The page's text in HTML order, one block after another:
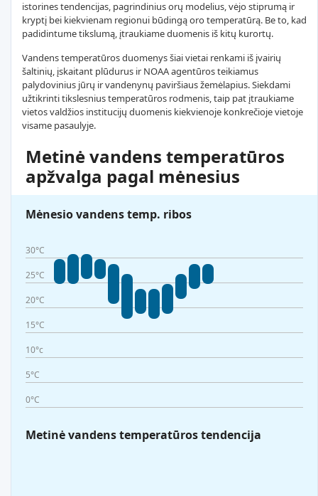
istorines tendencijas, pagrindinius orų modelius, vėjo stiprumą ir
kryptį bei kiekvienam regionui būdingą oro temperatūrą. Be to, kad
padidintume tikslumą, įtraukiame duomenis iš kitų kurortų.
Vandens temperatūros duomenys šiai vietai renkami iš įvairių
šaltinių, įskaitant plūdurus ir NOAA agentūros teikiamus
palydovinius jūrų ir vandenynų paviršiaus žemėlapius. Siekdami
užtikrinti tikslesnius temperatūros rodmenis, taip pat įtraukiame
vietos valdžios institucijų duomenis kiekvienoje konkrečioje vietoje
visame pasaulyje.
Metinė vandens temperatūros
apžvalga pagal mėnesius
Mėnesio vandens temp. ribos
30°C
25°C
20°C
15°C
10°c
5°C
0°C
Metinė vandens temperatūros tendencija